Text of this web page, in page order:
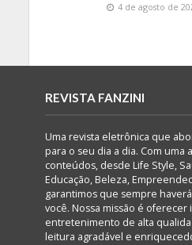
4 de agosto de
REVISTA FANZINI
Uma revista eletrônica que
para o seu dia a dia. Com uma
conteúdos, desde Life Style,
Educação, Beleza,
garantimos que sempre
você. Nossa missão é oferecer
entretenimento de alta
leitura agradável e